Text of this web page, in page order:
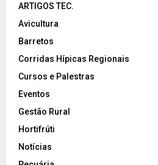
ARTIGOS TEC.
Avicultura
Barretos
Corridas Hípicas Regionais
Cursos e Palestras
Eventos
Gestão Rural
Hortifrúti
Notícias